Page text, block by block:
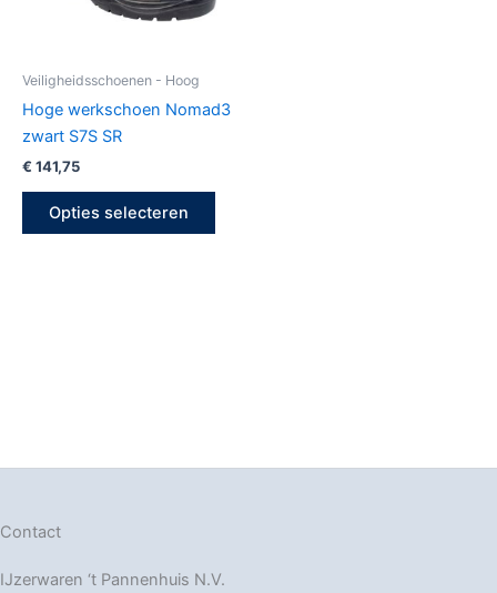
Veiligheidsschoenen - Hoog
Hoge werkschoen Nomad3
zwart S7S SR
€ 141,75
Opties selecteren
op
Contact
IJzerwaren ‘t Pannenhuis N.V.